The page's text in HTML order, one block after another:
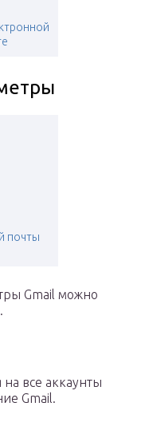
почты
Gmail можно
на все аккаунты
Gmail.